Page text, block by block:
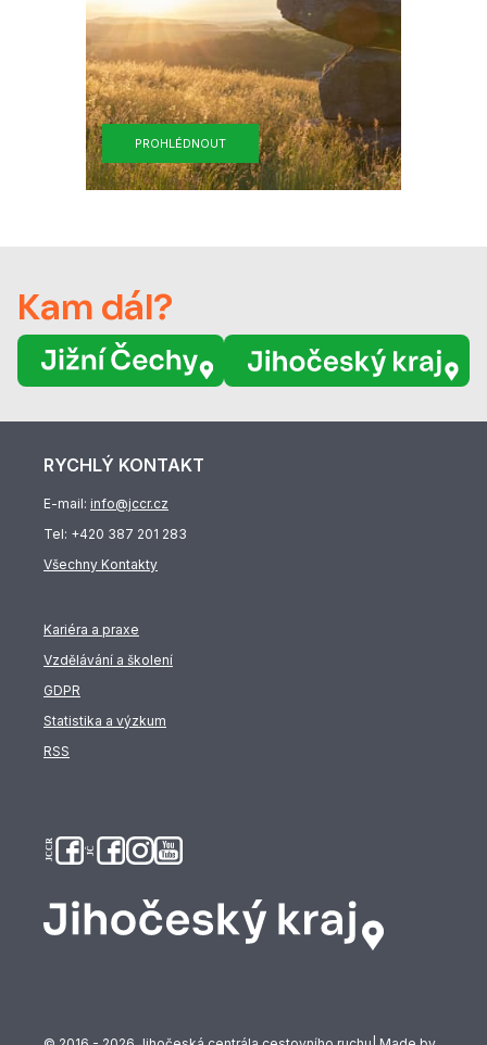
PROHLÉDNOUT
Kam dál?
RYCHLÝ KONTAKT
E-mail: info@jccr.cz
Tel: +420 387 201 283
Všechny Kontakty
Kariéra a praxe
Vzdělávání a školení
GDPR
Statistika a výzkum
RSS